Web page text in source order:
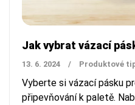
Jak vybrat vázací
13. 6. 2024 / Produktové
Vyberte si vázací pásku
připevňování k paletě.